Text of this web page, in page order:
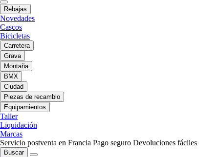
Rebajas
Novedades
Cascos
Bicicletas
Carretera
Grava
Montaña
BMX
Ciudad
Piezas de recambio
Equipamientos
Taller
Liquidación
Marcas
Servicio postventa en Francia Pago seguro Devoluciones fáciles
Buscar